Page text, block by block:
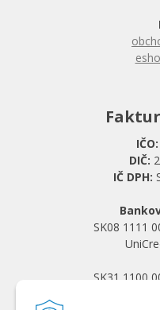
IČO:
DIČ:
IČ DPH:
SK08 1111
SK31 1100